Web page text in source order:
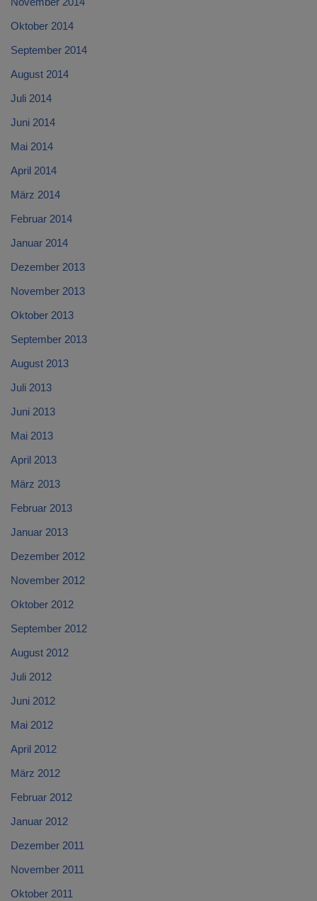
Oktober 2014
September 2014
August 2014
Juli 2014
Juni 2014
Mai 2014
April 2014
März 2014
Februar 2014
Januar 2014
Dezember 2013
November 2013
Oktober 2013
September 2013
August 2013
Juli 2013
Juni 2013
Mai 2013
April 2013
März 2013
Februar 2013
Januar 2013
Dezember 2012
November 2012
Oktober 2012
September 2012
August 2012
Juli 2012
Juni 2012
Mai 2012
April 2012
März 2012
Februar 2012
Januar 2012
Dezember 2011
November 2011
Oktober 2011